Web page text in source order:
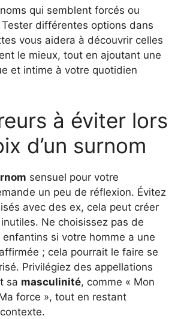
qui semblent forcés ou
différentes options dans
vous aidera à découvrir celles
le mieux, tout en ajoutant une
et intime à votre quotidien
à éviter lors
d’un surnom
sensuel pour votre
un peu de réflexion. Évitez
avec des ex, cela peut créer
Ne choisissez pas de
si votre homme a une
; cela pourrait le faire se
Privilégiez des appellations
sa masculinité, comme « Mon
force », tout en restant